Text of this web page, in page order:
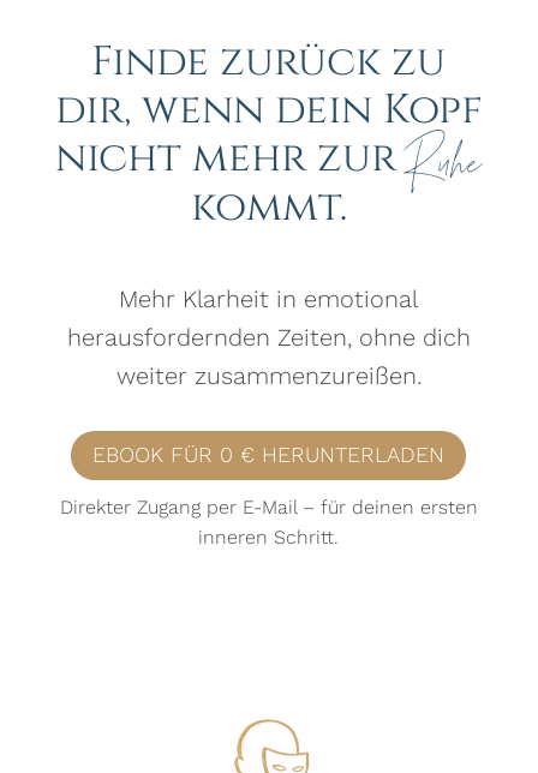
Finde zurück zu
dir, wenn dein Kopf
nicht mehr zurRuhe
kommt.
Mehr Klarheit in emotional
herausfordernden Zeiten, ohne dich
weiter zusammenzureißen.
EBOOK FÜR 0 € HERUNTERLADEN
Direkter Zugang per E-Mail – für deinen ersten
inneren Schritt.